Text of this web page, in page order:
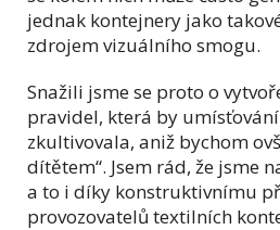
jednak kontejnery jako
zdrojem vizuálního smogu.
Snažili jsme se proto o
pravidel, která by
zkultivovala, aniž bychom
dítětem“. Jsem rád, že jsme
a to i díky konstruktivnímu
provozovatelů textilních